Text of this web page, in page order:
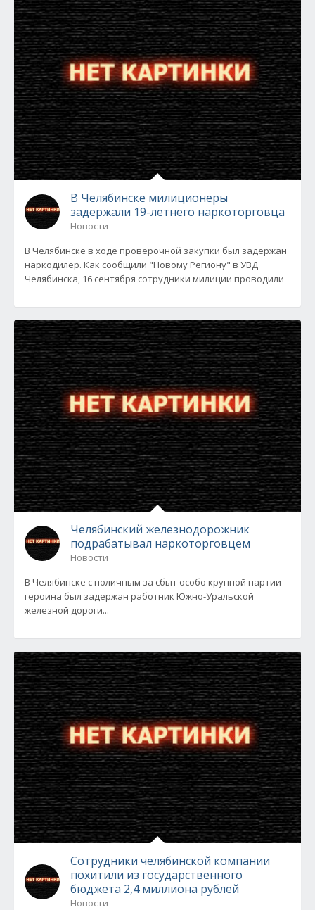
В Челябинске милиционеры
задержали 19-летнего наркоторговца
Новости
В Челябинске в ходе проверочной закупки был задержан
наркодилер. Как сообщили "Новому Региону" в УВД
Челябинска, 16 сентября сотрудники милиции проводили
Челябинский железнодорожник
подрабатывал наркоторговцем
Новости
В Челябинске с поличным за сбыт особо крупной партии
героина был задержан работник Южно-Уральской
железной дороги...
Сотрудники челябинской компании
похитили из государственного
бюджета 2,4 миллиона рублей
Новости